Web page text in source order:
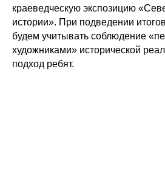
краеведческую экспозицию
истории». При подведении
будем учитывать соблюдение
художниками» исторической
подход ребят.